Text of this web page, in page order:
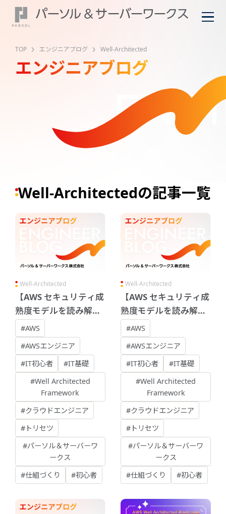
TOP エンジニアブログ Well-Architected
エンジニアブログ
Well-Architectedの記事一覧
Well-Architected
【AWS セキュリティ成
熟度モデルを読み解
く】 - 効率化
#AWS
#AWSエンジニア
#IT初心者
#IT基礎
#Well Architected
Framework
#クラウドエンジニア
#トリセツ
#パーソル＆サーバーワ
ークス
#仕組づくり
#初心者
Well-Architected
【AWS セキュリティ成
熟度モデルを読み解
く】 - クイックウィン
#AWS
#AWSエンジニア
#IT初心者
#IT基礎
#Well Architected
Framework
#クラウドエンジニア
#トリセツ
#パーソル＆サーバーワ
ークス
#仕組づくり
#初心者